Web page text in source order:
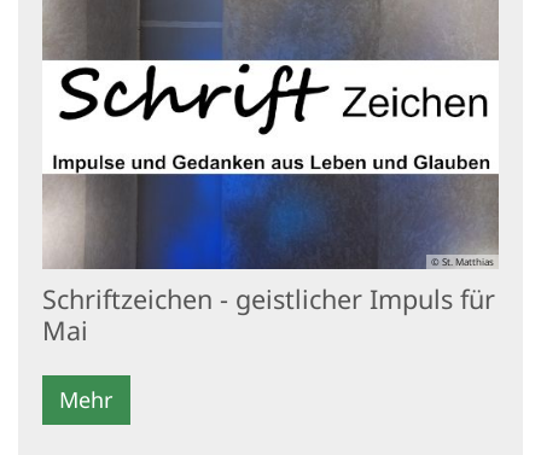
© St. Matthias
Schriftzeichen - geistlicher Impuls für
Mai
Mehr